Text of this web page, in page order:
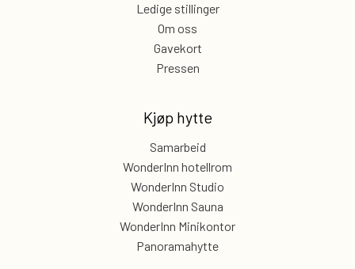
Ledige stillinger
Om oss
Gavekort
Pressen
Kjøp hytte
Samarbeid
WonderInn hotellrom
WonderInn Studio
WonderInn Sauna
WonderInn Minikontor
Panoramahytte